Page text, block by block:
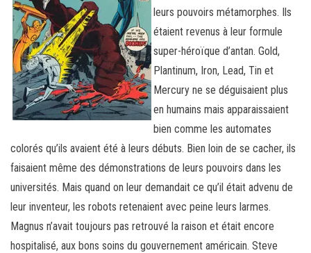
leurs pouvoirs métamorphes. Ils
étaient revenus à leur formule
super-héroïque d’antan. Gold,
Plantinum, Iron, Lead, Tin et
Mercury ne se déguisaient plus
en humains mais apparaissaient
bien comme les automates
colorés qu’ils avaient été à leurs débuts. Bien loin de se cacher, ils
faisaient même des démonstrations de leurs pouvoirs dans les
universités. Mais quand on leur demandait ce qu’il était advenu de
leur inventeur, les robots retenaient avec peine leurs larmes.
Magnus n’avait toujours pas retrouvé la raison et était encore
hospitalisé, aux bons soins du gouvernement américain. Steve